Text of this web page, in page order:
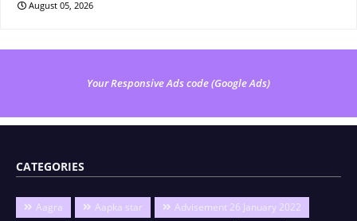
August 05, 2026
Your Responsive Ads code (Google Ads)
CATEGORIES
Aagra Aapka star
Advisement 26 January 2022